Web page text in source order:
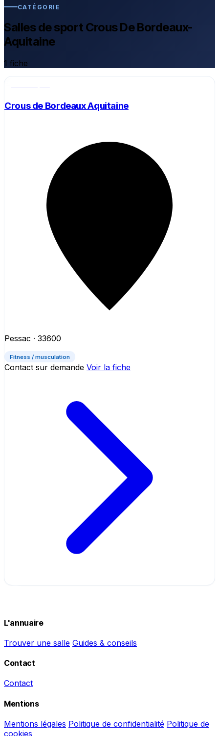
CATÉGORIE
Salles de sport Crous De Bordeaux-
Aquitaine
1 fiche
Crous de Bordeaux Aquitaine
Pessac · 33600
Fitness / musculation
Contact sur demande Voir la fiche
L'annuaire
Trouver une salle Guides & conseils
Contact
Contact
Mentions
Mentions légales Politique de confidentialité Politique de
cookies